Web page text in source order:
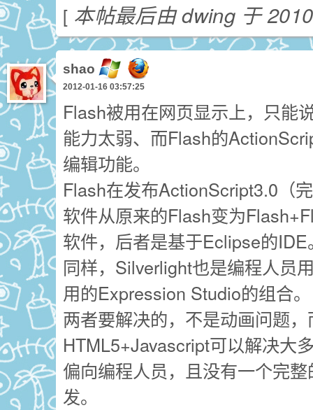
[ 本帖最后由 dwing 于
shao
2012-01-16 03:57:25
Flash被用在网页显示上，只能
能力太弱、而Flash的
编辑功能。
Flash在发布ActionScript3.0（
软件从原来的Flash变为
软件，后者是基于Eclipse的IDE
同样，Silverlight也是编程人员
用的Expression Studio的组合。
两者要解决的，不是动画问题
HTML5+Javascript可以解决大
偏向编程人员，且没有一个完
发。